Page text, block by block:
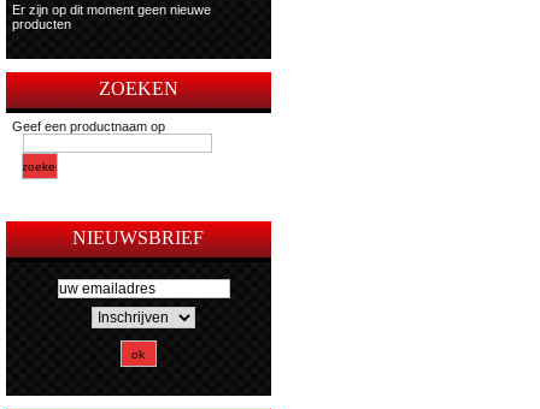
Er zijn op dit moment geen nieuwe
producten
ZOEKEN
Geef een productnaam op
NIEUWSBRIEF